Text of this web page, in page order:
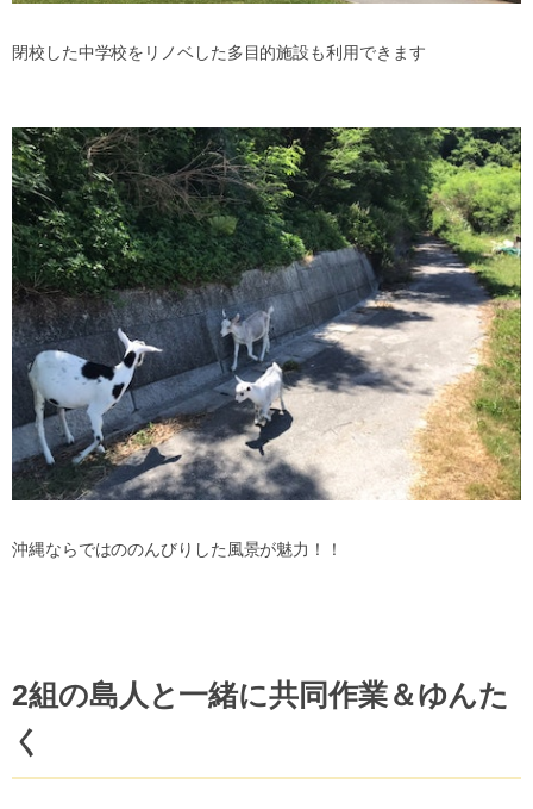
閉校した中学校をリノベした多目的施設も利用できます
沖縄ならではののんびりした風景が魅力！！
2組の島人と一緒に共同作業＆ゆんた
く